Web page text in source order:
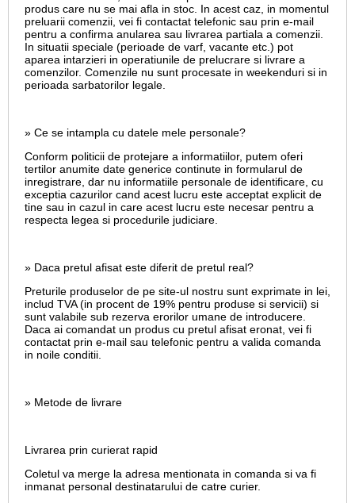
produs care nu se mai afla in stoc. In acest caz, in momentul
preluarii comenzii, vei fi contactat telefonic sau prin e-mail
pentru a confirma anularea sau livrarea partiala a comenzii.
In situatii speciale (perioade de varf, vacante etc.) pot
aparea intarzieri in operatiunile de prelucrare si livrare a
comenzilor. Comenzile nu sunt procesate in weekenduri si in
perioada sarbatorilor legale.
» Ce se intampla cu datele mele personale?
Conform politicii de protejare a informatiilor, putem oferi
tertilor anumite date generice continute in formularul de
inregistrare, dar nu informatiile personale de identificare, cu
exceptia cazurilor cand acest lucru este acceptat explicit de
tine sau in cazul in care acest lucru este necesar pentru a
respecta legea si procedurile judiciare.
» Daca pretul afisat este diferit de pretul real?
Preturile produselor de pe site-ul nostru sunt exprimate in lei,
includ TVA (in procent de 19% pentru produse si servicii) si
sunt valabile sub rezerva erorilor umane de introducere.
Daca ai comandat un produs cu pretul afisat eronat, vei fi
contactat prin e-mail sau telefonic pentru a valida comanda
in noile conditii.
» Metode de livrare
Livrarea prin curierat rapid
Coletul va merge la adresa mentionata in comanda si va fi
inmanat personal destinatarului de catre curier.